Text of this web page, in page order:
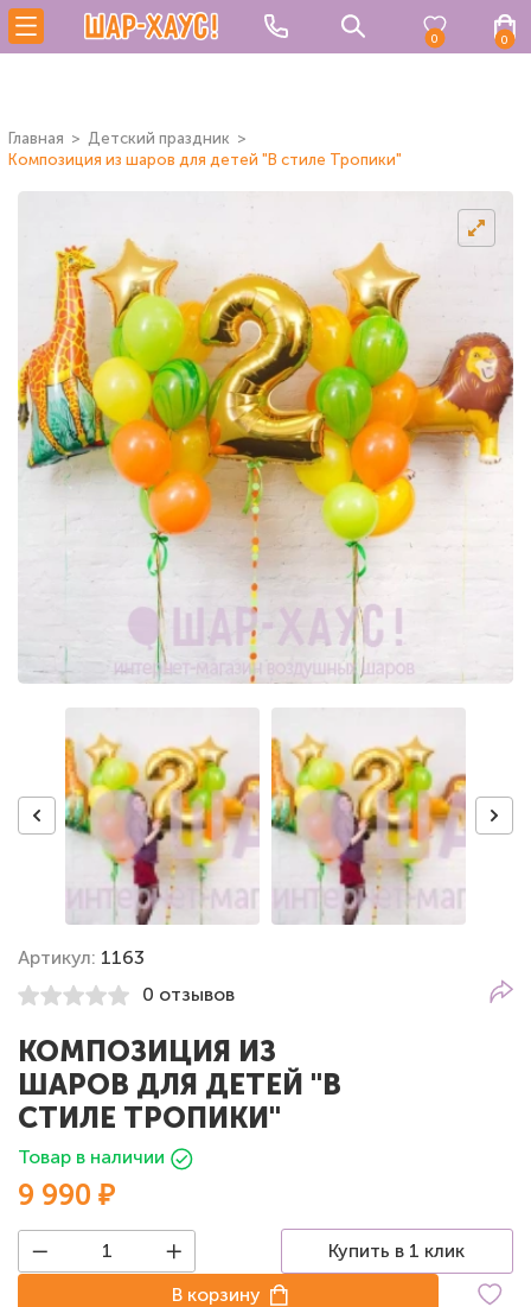
0 0
Главная
Детский праздник
Композиция из шаров для детей "В стиле Тропики"
Артикул: 1163
0 отзывов
КОМПОЗИЦИЯ ИЗ
ШАРОВ ДЛЯ ДЕТЕЙ "В
СТИЛЕ ТРОПИКИ"
Товар в наличии
9 990 ₽
Купить в 1 клик
В корзину